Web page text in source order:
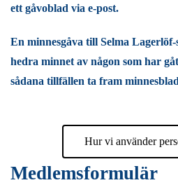
ett gåvoblad via e-post.
En minnesgåva till Selma
hedra minnet av någon som har
sådana tillfällen ta fram
Hur vi använder
Medlemsformulär